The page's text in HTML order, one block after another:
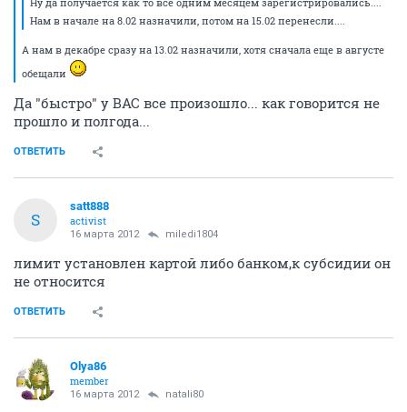
Нам в начале на 8.02 назначили, потом на 15.02 перенесли....
А нам в декабре сразу на 13.02 назначили, хотя сначала еще в августе
обещали
Да "быстро" у ВАС все произошло... как говорится не
прошло и полгода...
ОТВЕТИТЬ
S
satt888
activist
16 марта 2012 miledi1804
лимит установлен картой либо банком,к субсидии он
не относится
ОТВЕТИТЬ
Olya86
member
16 марта 2012 natali80